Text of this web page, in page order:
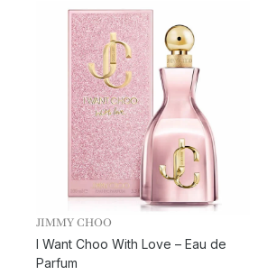
JIMMY CHOO
I Want Choo With Love – Eau de
Parfum